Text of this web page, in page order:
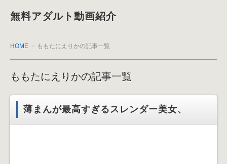
無料アダルト動画紹介
HOME ももたにえりかの記事一覧
ももたにえりかの記事一覧
薄まんが最高すぎるスレンダー美女、